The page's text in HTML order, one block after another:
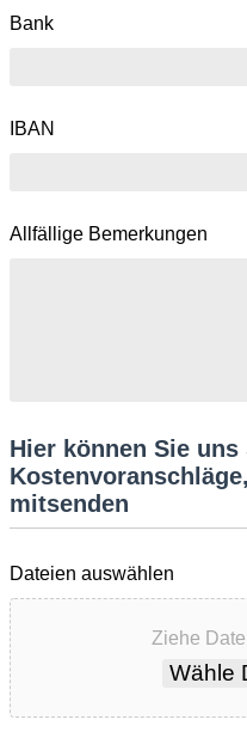
Bank
IBAN
Allfällige Bemerkungen
Hier können Sie
mitsenden
Dateien auswählen
Ziehe
Wähle